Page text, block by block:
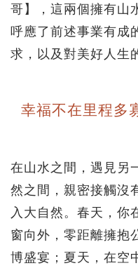
哥】，這兩個擁有山
呼應了前述事業有成
求，以及對美好人生
幸福不在里程多
在山水之間，遇見另
然之間，親密接觸沒
入大自然。春天，你
窗向外，零距離擁抱
博盛宴；夏天，在空